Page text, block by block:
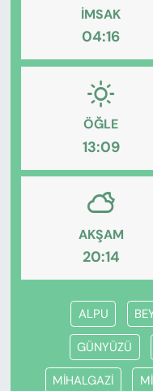
İMSAK
04:16
ÖĞLE
13:09
AKŞAM
20:14
ALPU
GÜNYÜZÜ
MİHALGAZİ
KÜLTÜR-SANAT
MAGAZİN
ÖZEL HABER
YAZAR KÖŞESİ
SİYASET
VAN VE